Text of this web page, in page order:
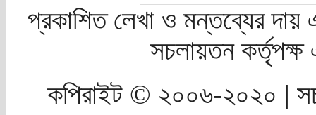
প্রকাশিত লেখা ও মন্তব্যের দায়
সচলায়তন
কপিরাইট © ২০০৬-২০২০ |